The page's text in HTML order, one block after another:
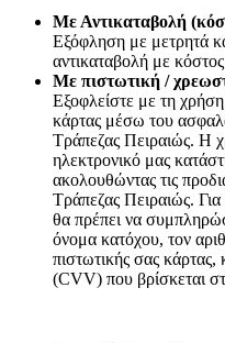
Με Αντικαταβολή
Εξόφληση με μετρητά
αντικαταβολή με
Με πιστωτική /
Εξοφλείστε με τη
κάρτας μέσω του
Τράπεζας Πειραιώς. Η
ηλεκτρονικό μας
ακολουθώντας τις
Τράπεζας Πειραιώς.
θα πρέπει να
όνομα κατόχου, τον
πιστωτικής σας κάρτας,
(CVV) που βρίσκεται